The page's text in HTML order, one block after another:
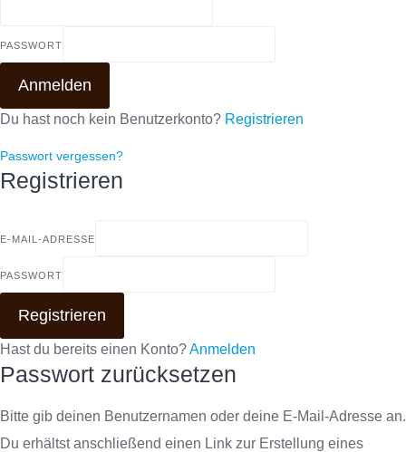
PASSWORT
Anmelden
Du hast noch kein Benutzerkonto? Registrieren
Passwort vergessen?
Registrieren
E-MAIL-ADRESSE
PASSWORT
Registrieren
Hast du bereits einen Konto?Anmelden
Passwort zurücksetzen
Bitte gib deinen Benutzernamen oder deine E-Mail-Adresse an.
Du erhältst anschließend einen Link zur Erstellung eines